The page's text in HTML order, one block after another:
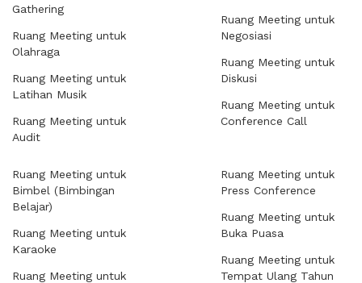
Gathering
Ruang Meeting untuk
Olahraga
Ruang Meeting untuk
Latihan Musik
Ruang Meeting untuk
Audit
Ruang Meeting untuk
Negosiasi
Ruang Meeting untuk
Diskusi
Ruang Meeting untuk
Conference Call
Ruang Meeting untuk
Bimbel (Bimbingan
Belajar)
Ruang Meeting untuk
Karaoke
Ruang Meeting untuk
Ruang Meeting untuk
Press Conference
Ruang Meeting untuk
Buka Puasa
Ruang Meeting untuk
Tempat Ulang Tahun